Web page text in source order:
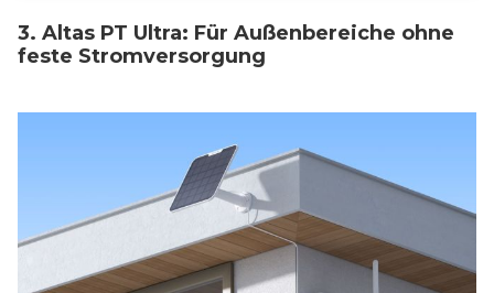
3. Altas PT Ultra: Für Außenbereiche ohne
feste Stromversorgung